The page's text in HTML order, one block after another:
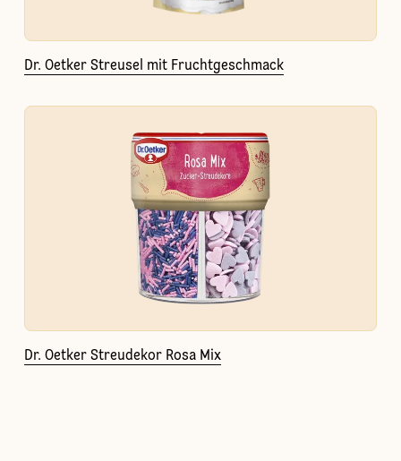
Dr. Oetker Streusel mit Fruchtgeschmack
Dr. Oetker Streudekor Rosa Mix